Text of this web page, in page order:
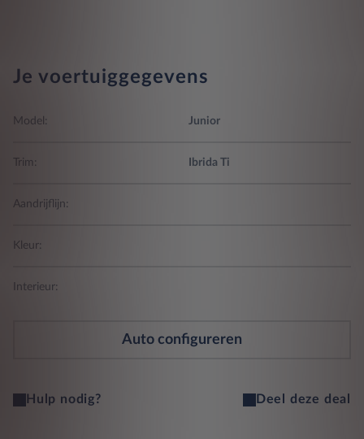
Je voertuiggegevens
Model: Junior
Trim: Ibrida Ti
Aandrijflijn:
Kleur:
Interieur:
Auto configureren
Hulp nodig? Deel deze deal